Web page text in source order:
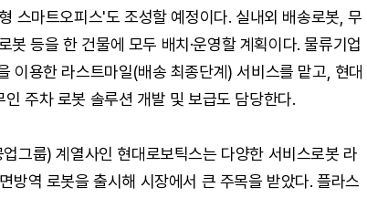
스마트오피스'도 조성할 예정이다. 실내외 배송로봇, 무
봇 등을 한 건물에 모두 배치·운영할 계획이다. 물류기업
이용한 라스트마일(배송 최종단계) 서비스를 맡고, 현대
주차 로봇 솔루션 개발 및 보급도 담당한다.
그룹) 계열사인 현대로보틱스는 다양한 서비스로봇 라
방역 로봇을 출시해 시장에서 큰 주목을 받았다. 플라스